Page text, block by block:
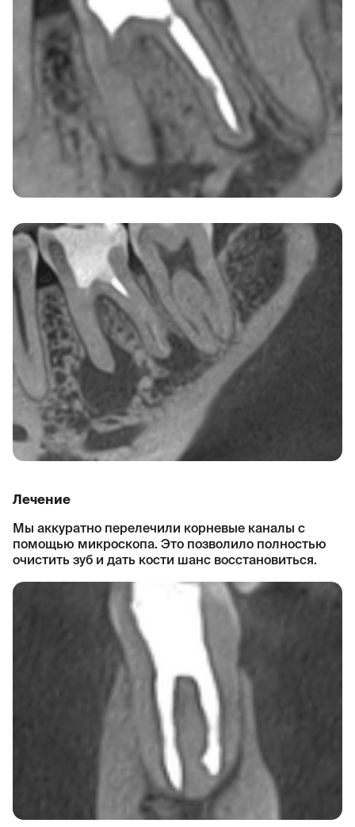
Лечение
Мы аккуратно перелечили корневые каналы с
помощью микроскопа. Это позволило полностью
очистить зуб и дать кости шанс восстановиться.